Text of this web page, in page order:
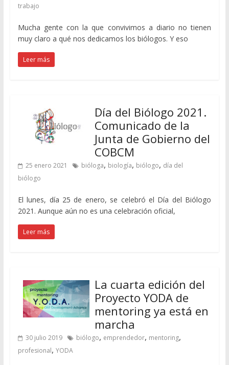
trabajo
Mucha gente con la que convivimos a diario no tienen
muy claro a qué nos dedicamos los biólogos. Y eso
Leer más
Día del Biólogo 2021.
Comunicado de la
Junta de Gobierno del
COBCM
25 enero 2021 bióloga, biología, biólogo, día del
biólogo
El lunes, día 25 de enero, se celebró el Día del Biólogo
2021. Aunque aún no es una celebración oficial,
Leer más
La cuarta edición del
Proyecto YODA de
mentoring ya está en
marcha
30 julio 2019 biólogo, emprendedor, mentoring,
profesional, YODA